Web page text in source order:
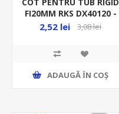
FI20MM RKS DX40120 -
CURBA - RACORD RIGID
2,52 lei 3,08 lei
ADAUGĂ ȊN COŞ